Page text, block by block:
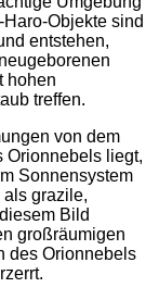
Objekte sind
entstehen,
hohen
treffen.
von dem
Orionnebels liegt,
Sonnensystem
als grazile,
Bild
großräumigen
des Orionnebels